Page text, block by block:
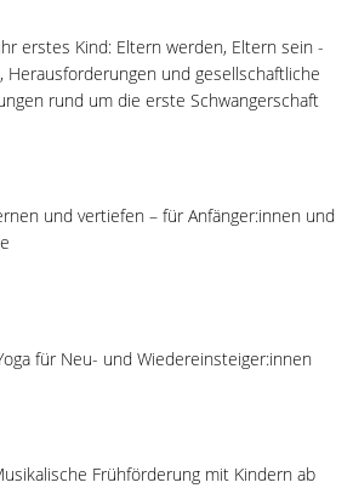
erstes Kind: Eltern werden, Eltern sein -
Herausforderungen und gesellschaftliche
rund um die erste Schwangerschaft
und vertiefen – für Anfänger:innen und
für Neu- und Wiedereinsteiger:innen
Frühförderung mit Kindern ab